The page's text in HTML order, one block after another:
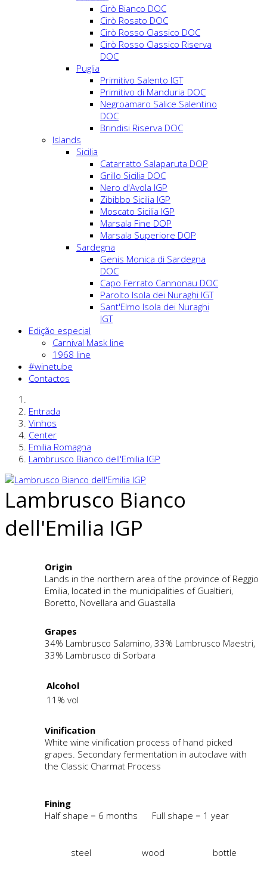
Cirò Bianco DOC
Cirò Rosato DOC
Cirò Rosso Classico DOC
Cirò Rosso Classico Riserva
DOC
Puglia
Primitivo Salento IGT
Primitivo di Manduria DOC
Negroamaro Salice Salentino
DOC
Brindisi Riserva DOC
Islands
Sicilia
Catarratto Salaparuta DOP
Grillo Sicilia DOC
Nero d'Avola IGP
Zibibbo Sicilia IGP
Moscato Sicilia IGP
Marsala Fine DOP
Marsala Superiore DOP
Sardegna
Genis Monica di Sardegna
DOC
Capo Ferrato Cannonau DOC
Parolto Isola dei Nuraghi IGT
Sant'Elmo Isola dei Nuraghi
IGT
Edição especial
Carnival Mask line
1968 line
#winetube
Contactos
Entrada
Vinhos
Center
Emilia Romagna
Lambrusco Bianco dell'Emilia IGP
Lambrusco Bianco
dell'Emilia IGP
Origin
Lands in the northern area of the province of Reggio
Emilia, located in the municipalities of Gualtieri,
Boretto, Novellara and Guastalla
Grapes
34% Lambrusco Salamino, 33% Lambrusco Maestri,
33% Lambrusco di Sorbara
Alcohol
11% vol
Vinification
White wine vinification process of hand picked
grapes. Secondary fermentation in autoclave with
the Classic Charmat Process
Fining
Half shape = 6 months Full shape = 1 year
steel wood bottle